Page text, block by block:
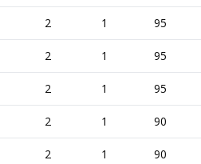
2 1 95
2 1 95
2 1 95
2 1 90
2 1 90